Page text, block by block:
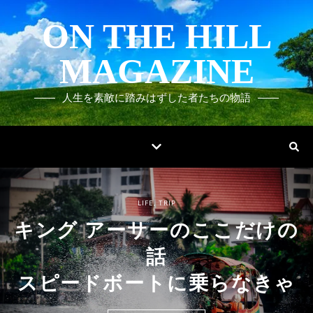
ON THE HILL
MAGAZINE
人生を素敵に踏みはずした者たちの物語
COOK,LIFE
珈琲をもう一杯 / 第四十九話
「男爵とホラッキー」
READ MORE
LIFE,TRIP
キング アーサーのここだけの
話
スピードボートに乗らなきゃ
LIFE,TRIP
キング アーサーのここだけの
話
穏やかな時間
LIFE,TRIP
キング アーサーのここだけの
話
俺がいないあいだの密約
LIFE,TRIP
キング アーサーのここだけの
話
駅到着直後の一瞬
LIFE,TRIP
キング アーサーのここだけの
話
大きく揺れる客車
LIFE,TRIP
キング アーサーのここだけの
話
早く着くことに意味はない
LIFE,TRIP
キング アーサーのここだけの
話
まったく頼りない俺って
LIFE,TRIP
キング アーサーのここだけの
話
どこまでも気を使う俺
LIFE,TRIP
キング アーサーのここだけの
話
天気の話をする日本人